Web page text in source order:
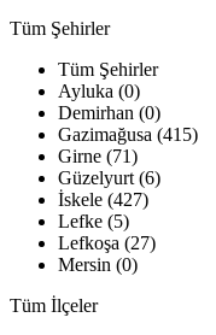
Tüm Şehirler
Tüm Şehirler
Ayluka (0)
Demirhan (0)
Gazimağusa (415)
Girne (71)
Güzelyurt (6)
İskele (427)
Lefke (5)
Lefkoşa (27)
Mersin (0)
Tüm İlçeler